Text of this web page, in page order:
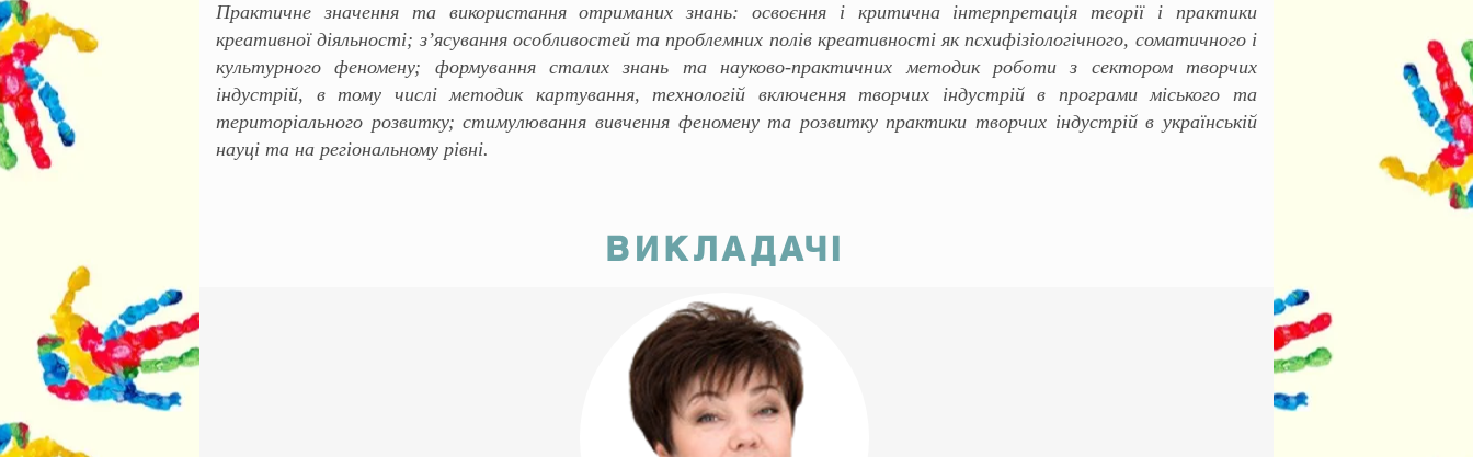
Практичне значення та використання отриманих знань: освоєння і критична інтерпретація теорії і практики
креативної діяльності; з’ясування особливостей та проблемних полів креативності як псхифізіологічного, соматичного і
культурного феномену; формування сталих знань та науково-практичних методик роботи з сектором творчих
індустрій, в тому числі методик картування, технологій включення творчих індустрій в програми міського та
територіального розвитку; стимулювання вивчення феномену та розвитку практики творчих індустрій в українській
науці та на регіональному рівні.
ВИКЛАДАЧІ